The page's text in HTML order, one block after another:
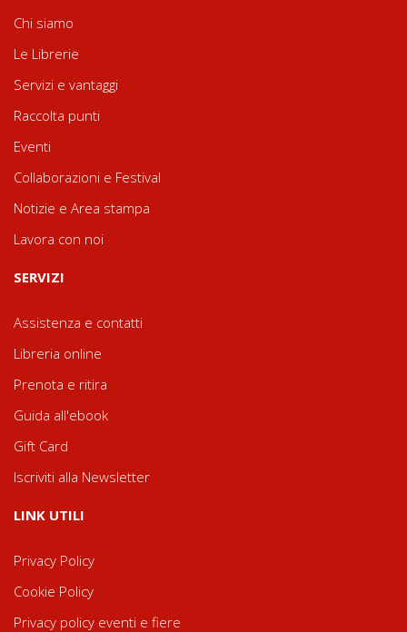
Chi siamo
Le Librerie
Servizi e vantaggi
Raccolta punti
Eventi
Collaborazioni e Festival
Notizie e Area stampa
Lavora con noi
SERVIZI
Assistenza e contatti
Libreria online
Prenota e ritira
Guida all'ebook
Gift Card
Iscriviti alla Newsletter
LINK UTILI
Privacy Policy
Cookie Policy
Privacy policy eventi e fiere